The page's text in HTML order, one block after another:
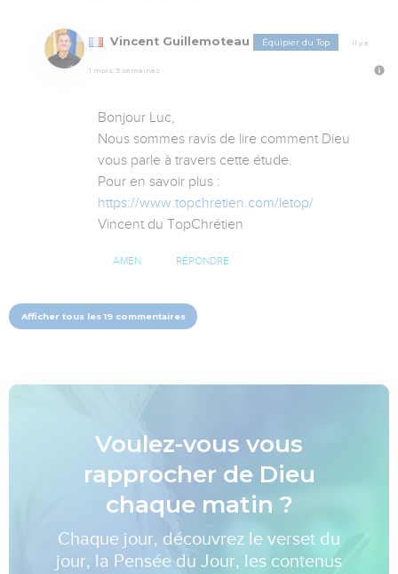
Vincent Guillemoteau Équipier du Top Il y a
1 mois, 3 semaines
Bonjour Luc,
Nous sommes ravis de lire comment Dieu
vous parle à travers cette étude.
https://www.topchretien.com/letop/
Vincent du TopChrétien
AMEN RÉPONDRE
Afficher tous les 19 commentaires
Voulez-vous vous
rapprocher de Dieu
chaque matin ?
Chaque jour, découvrez le verset du
jour, la Pensée du Jour, les contenus